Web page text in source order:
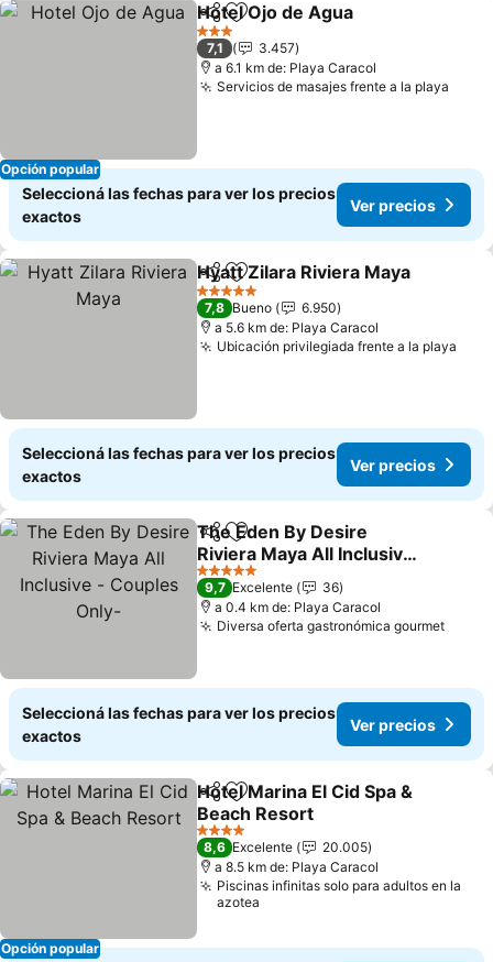
Opción popular
CompartirAñadir a favoritos
Hotel Ojo de Agua
3 Estrellas
7,1
3.457
a 6.1 km de: Playa Caracol
Servicios de masajes frente a la playa
Seleccioná las fechas para ver los precios
exactos
Ver precios
CompartirAñadir a favoritos
Hyatt Zilara Riviera Maya
5 Estrellas
7,8 Bueno
6.950
a 5.6 km de: Playa Caracol
Ubicación privilegiada frente a la playa
Seleccioná las fechas para ver los precios
exactos
Ver precios
CompartirAñadir a favoritos
The Eden By Desire
Riviera Maya All Inclusive
- Couples Only-
Ver precios
5 Estrellas
9,7 Excelente
36
a 0.4 km de: Playa Caracol
Diversa oferta gastronómica gourmetVer
Seleccioná las fechas para ver los precios
exactos
Ver precios
Opción popular
CompartirAñadir a favoritos
Hotel Marina El Cid Spa &
Beach Resort
Ver precios
4 Estrellas
8,6 Excelente
20.005
a 8.5 km de: Playa Caracol
Piscinas infinitas solo para adultos en la
azotea